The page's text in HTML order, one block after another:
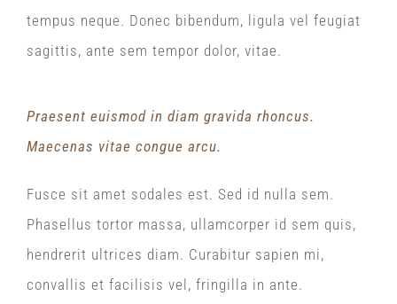
tempus neque. Donec bibendum, ligula vel feugiat
sagittis, ante sem tempor dolor, vitae.
Praesent euismod in diam gravida rhoncus.
Maecenas vitae congue arcu.
Fusce sit amet sodales est. Sed id nulla sem.
Phasellus tortor massa, ullamcorper id sem quis,
hendrerit ultrices diam. Curabitur sapien mi,
convallis et facilisis vel, fringilla in ante.